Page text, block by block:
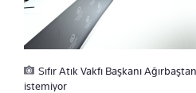
Sıfır Atık Vakfı Başkanı
istemiyor